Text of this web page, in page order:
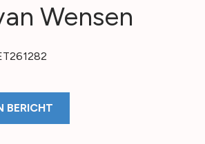
Wensen
BERICHT